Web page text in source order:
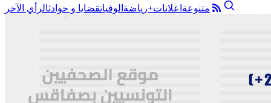
متنوعة اعلانات+رياضة الوفياتقضايا و حوادثالرأي الآخر